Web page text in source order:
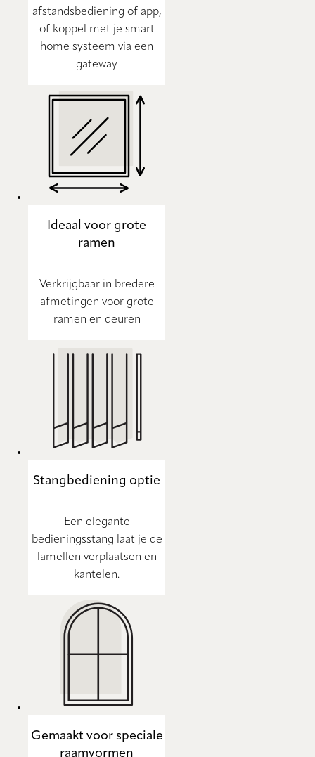
afstandsbediening of app,
of koppel met je smart
home systeem via een
gateway
Ideaal voor grote
ramen
Verkrijgbaar in bredere
afmetingen voor grote
ramen en deuren
Stangbediening optie
Een elegante
bedieningsstang laat je de
lamellen verplaatsen en
kantelen.
Gemaakt voor speciale
raamvormen